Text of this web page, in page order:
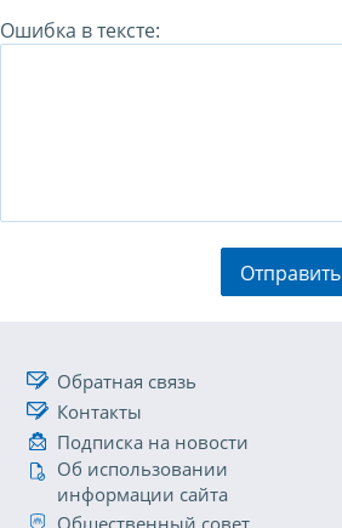
Ошибка в тексте:
Отправить
Обратная связь
Контакты
Подписка на новости
Об использовании
информации сайта
Общественный совет